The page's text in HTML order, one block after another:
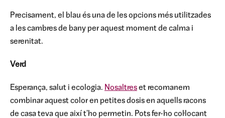
Precisament, el blau és una de les opcions més utilitzades
a les cambres de bany per aquest moment de calma i
serenitat.
Verd
Esperança, salut i ecologia. Nosaltreset recomanem
combinar aquest color en petites dosis en aquells racons
de casa teva que així t'ho permetin. Pots fer-ho col·locant